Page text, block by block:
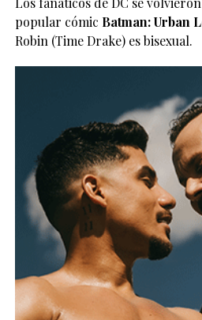
popular cómic Batman: Urban
Robin (Time Drake) es bisexual.